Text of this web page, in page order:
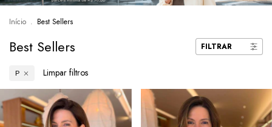
Início . Best Sellers
Best Sellers FILTRAR
P Limpar filtros